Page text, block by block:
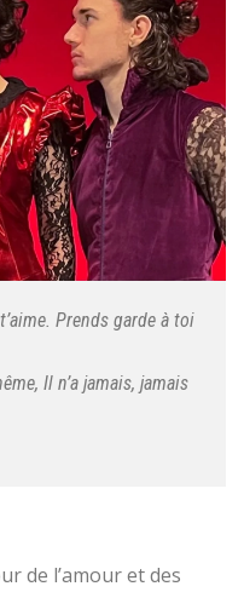
Prends garde à toi
Il n’a jamais, jamais
de l’amour et des